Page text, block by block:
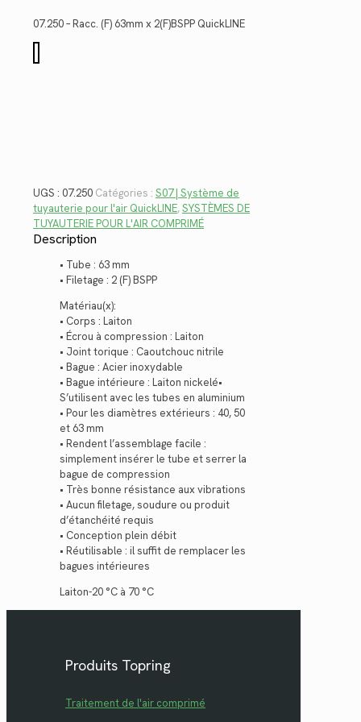
initial
était : actuel
est :
07.250 – Racc. (F) 63mm x 2(F)BSPP QuickLINE
de
UGS : 07.250 Catégories : S07 | Système de
tuyauterie pour l'air QuickLINE,SYSTÈMES DE
TUYAUTERIE POUR L'AIR COMPRIMÉ
Description
• Tube : 63 mm
• Filetage : 2 (F) BSPP
Matériau(x):
• Corps : Laiton
• Écrou à compression : Laiton
• Joint torique : Caoutchouc nitrile
• Bague : Acier inoxydable
• Bague intérieure : Laiton nickelé•
S’utilisent avec les tubes en aluminium
• Pour les diamètres extérieurs : 40, 50
et 63 mm
• Rendent l’assemblage facile :
simplement insérer le tube et serrer la
bague de compression
• Très bonne résistance aux vibrations
• Aucun filetage, soudure ou produit
d’étanchéité requis
• Conception plein débit
• Réutilisable : il suffit de remplacer les
bagues intérieures
Laiton-20 °C à 70 °C
Produits Topring
Traitement de l'air comprimé